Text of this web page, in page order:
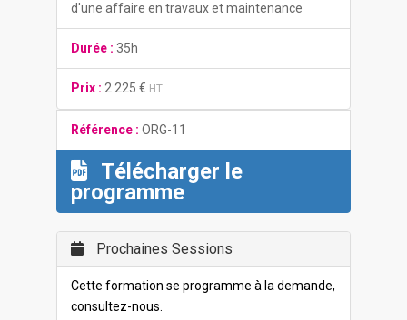
d'une affaire en travaux et maintenance
Durée : 35h
Prix : 2 225 € HT
Référence : ORG-11
Télécharger le
programme
Prochaines Sessions
Cette formation se programme à la demande,
consultez-nous.